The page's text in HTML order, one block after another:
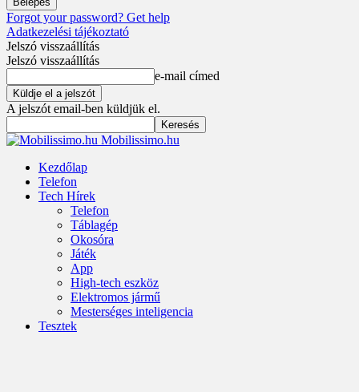
Forgot your password? Get help
Adatkezelési tájékoztató
Jelszó visszaállítás
Jelszó visszaállítás
e-mail címed
A jelszót email-ben küldjük el.
Mobilissimo.hu
Kezdőlap
Telefon
Tech Hírek
Telefon
Táblagép
Okosóra
Játék
App
High-tech eszköz
Elektromos jármű
Mesterséges inteligencia
Tesztek